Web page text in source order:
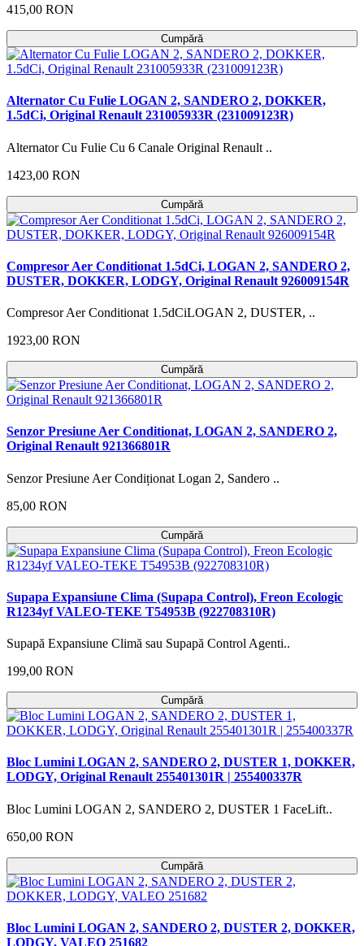
415,00 RON
Cumpără
Alternator Cu Fulie LOGAN 2, SANDERO 2, DOKKER,
1.5dCi, Original Renault 231005933R (231009123R)
Alternator Cu Fulie Cu 6 Canale Original Renault ..
1423,00 RON
Cumpără
Compresor Aer Conditionat 1.5dCi, LOGAN 2, SANDERO 2,
DUSTER, DOKKER, LODGY, Original Renault 926009154R
Compresor Aer Conditionat 1.5dCiLOGAN 2, DUSTER, ..
1923,00 RON
Cumpără
Senzor Presiune Aer Conditionat, LOGAN 2, SANDERO 2,
Original Renault 921366801R
Senzor Presiune Aer Condiționat Logan 2, Sandero ..
85,00 RON
Cumpără
Supapa Expansiune Clima (Supapa Control), Freon Ecologic
R1234yf VALEO-TEKE T54953B (922708310R)
Supapă Expansiune Climă sau Supapă Control Agenti..
199,00 RON
Cumpără
Bloc Lumini LOGAN 2, SANDERO 2, DUSTER 1, DOKKER,
LODGY, Original Renault 255401301R | 255400337R
Bloc Lumini LOGAN 2, SANDERO 2, DUSTER 1 FaceLift..
650,00 RON
Cumpără
Bloc Lumini LOGAN 2, SANDERO 2, DUSTER 2, DOKKER,
LODGY, VALEO 251682